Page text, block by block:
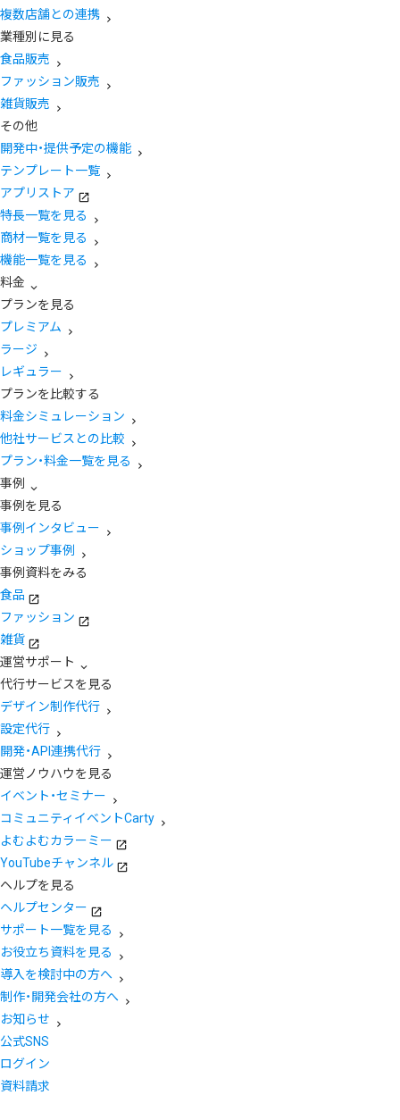
複数店舗との連携
業種別に見る
食品販売
ファッション販売
雑貨販売
その他
開発中・提供予定の機能
テンプレート一覧
アプリストア
特長一覧を見る
商材一覧を見る
機能一覧を見る
料金
プランを見る
プレミアム
ラージ
レギュラー
プランを比較する
料金シミュレーション
他社サービスとの比較
プラン・料金一覧を見る
事例
事例を見る
事例インタビュー
ショップ事例
事例資料をみる
食品
ファッション
雑貨
運営サポート
代行サービスを見る
デザイン制作代行
設定代行
開発・API連携代行
運営ノウハウを見る
イベント・セミナー
コミュニティイベントCarty
よむよむカラーミー
YouTubeチャンネル
ヘルプを見る
ヘルプセンター
サポート一覧を見る
お役立ち資料を見る
導入を検討中の方へ
制作・開発会社の方へ
お知らせ
公式SNS
ログイン
資料請求